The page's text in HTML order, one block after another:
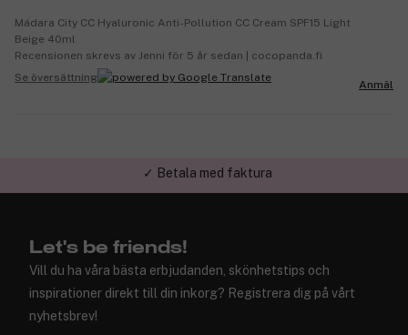
Mádara City CC Hyaluronic Anti-Pollution CC Cream SPF15 Light
Beige 40ml
Recensionen skrevs av Jenni för 5 år sedan | cocopanda.fi
Se översättning
Anmäl
✓ Trygg E-handel
Let's be friends!
Vill du ha våra bästa erbjudanden, skönhetstips och
inspirationer direkt till din inkorg? Registrera dig på vårt
nyhetsbrev!